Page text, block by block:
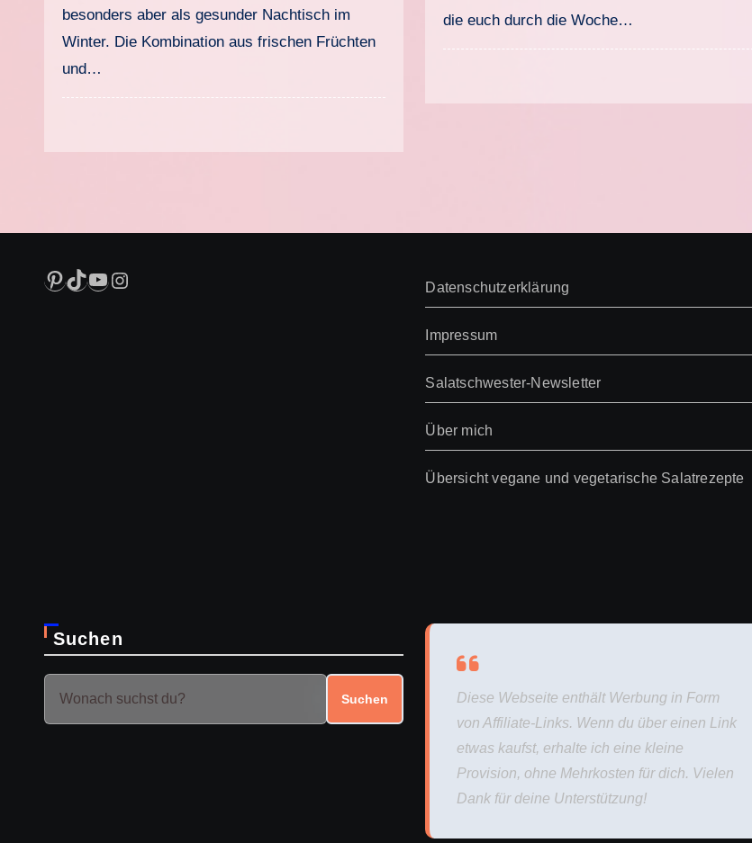
besonders aber als gesunder Nachtisch im
Winter. Die Kombination aus frischen Früchten
und…
die euch durch die Woche…
Pinterest
TikTok
YouTube
Instagram Datenschutzerklärung
Impressum
Salatschwester-Newsletter
Über mich
Übersicht vegane und vegetarische Salatrezepte
Suchen
Suchen
Diese Webseite enthält Werbung in Form
von Affiliate-Links. Wenn du über einen Link
etwas kaufst, erhalte ich eine kleine
Provision, ohne Mehrkosten für dich. Vielen
Dank für deine Unterstützung!